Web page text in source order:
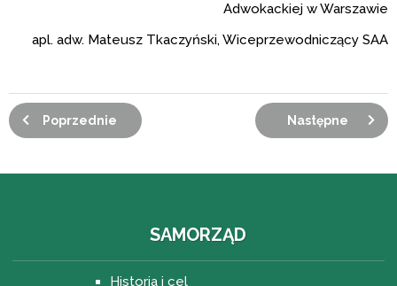
Adwokackiej w Warszawie
apl. adw. Mateusz Tkaczyński, Wiceprzewodniczący SAA
Poprzednie Następne
SAMORZĄD
Historia i cel